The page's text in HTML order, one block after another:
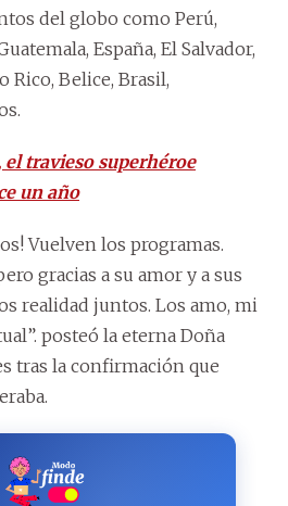
del globo como Perú,
España, El Salvador,
Rico, Belice, Brasil,
el travieso superhéroe
un año
Vuelven los programas.
gracias a su amor y a sus
realidad juntos. Los amo, mi
posteó la eterna Doña
tras la confirmación que